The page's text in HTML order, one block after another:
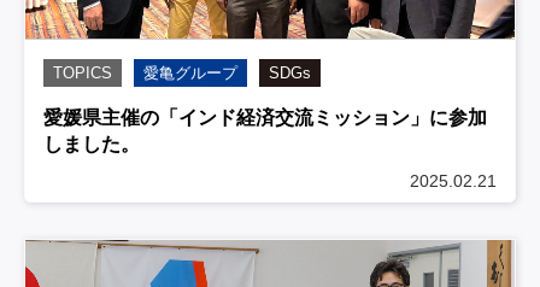
TOPICS 愛亀グループ SDGs
愛媛県主催の「インド経済交流ミッション」に参加
しました。
2025.02.21